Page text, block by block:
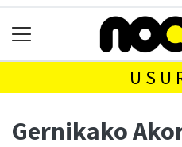
Gernikako